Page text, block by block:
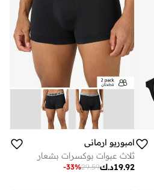
امبوريو ارماني
ثلاث عبوات بوكسرات بشعار
د.ك19.92
29.59
-33%